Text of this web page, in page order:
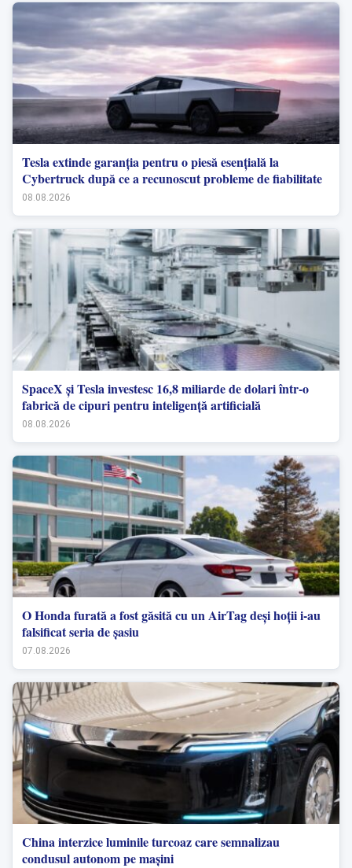
Tesla extinde garanția pentru o piesă esențială la
Cybertruck după ce a recunoscut probleme de fiabilitate
08.08.2026
SpaceX și Tesla investesc 16,8 miliarde de dolari într-o
fabrică de cipuri pentru inteligență artificială
08.08.2026
O Honda furată a fost găsită cu un AirTag deși hoții i-au
falsificat seria de șasiu
07.08.2026
China interzice luminile turcoaz care semnalizau
condusul autonom pe mașini